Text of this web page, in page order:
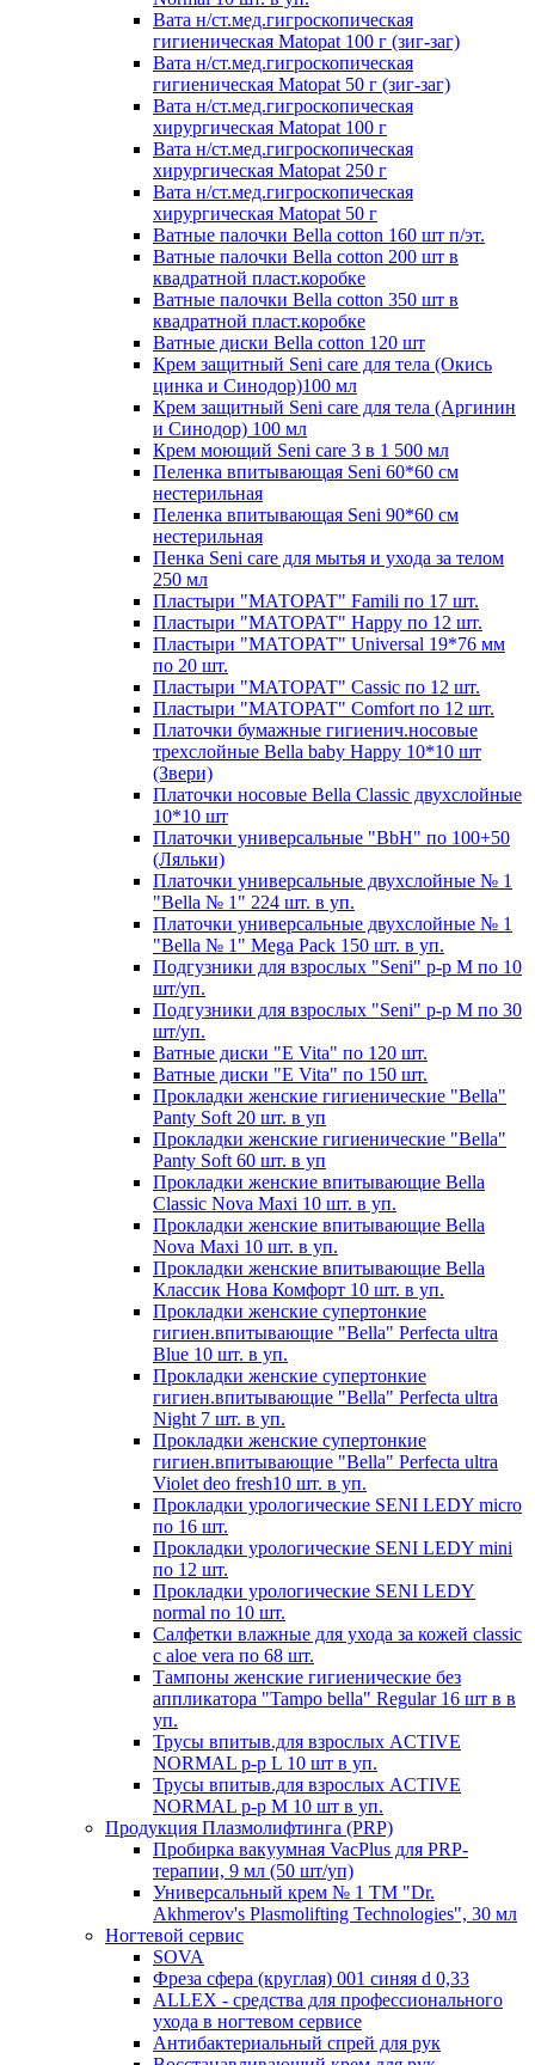
Вата н/ст.мед.гигроскопическая
гигиеническая Matopat 100 г (зиг-заг)
Вата н/ст.мед.гигроскопическая
гигиеническая Matopat 50 г (зиг-заг)
Вата н/ст.мед.гигроскопическая
хирургическая Matopat 100 г
Вата н/ст.мед.гигроскопическая
хирургическая Matopat 250 г
Вата н/ст.мед.гигроскопическая
хирургическая Matopat 50 г
Ватные палочки Bella cotton 160 шт п/эт.
Ватные палочки Bella cotton 200 шт в
квадратной пласт.коробке
Ватные палочки Bella cotton 350 шт в
квадратной пласт.коробке
Ватные диски Bella cotton 120 шт
Крем защитный Seni care для тела (Окись
цинка и Синодор)100 мл
Крем защитный Seni care для тела (Аргинин
и Синодор) 100 мл
Крем моющий Seni care 3 в 1 500 мл
Пеленка впитывающая Seni 60*60 см
нестерильная
Пеленка впитывающая Seni 90*60 см
нестерильная
Пенка Seni care для мытья и ухода за телом
250 мл
Пластыри "МАТОРАТ" Famili по 17 шт.
Пластыри "МАТОРАТ" Happy по 12 шт.
Пластыри "МАТОРАТ" Universal 19*76 мм
по 20 шт.
Пластыри "МАТОРАТ" Сassic по 12 шт.
Пластыри "МАТОРАТ" Сomfort по 12 шт.
Платочки бумажные гигиенич.носовые
трехслойные Bella baby Happy 10*10 шт
(Звери)
Платочки носовые Bella Classic двухслойные
10*10 шт
Платочки универсальные "BbH" по 100+50
(Ляльки)
Платочки универсальные двухслойные № 1
"Bella № 1" 224 шт. в уп.
Платочки универсальные двухслойные № 1
"Bella № 1" Mega Pack 150 шт. в уп.
Подгузники для взрослых "Seni" р-р М по 10
шт/уп.
Подгузники для взрослых "Seni" р-р М по 30
шт/уп.
Ватные диски "E Vita" по 120 шт.
Ватные диски "E Vita" по 150 шт.
Прокладки женские гигиенические "Bella"
Panty Soft 20 шт. в уп
Прокладки женские гигиенические "Bella"
Panty Soft 60 шт. в уп
Прокладки женские впитывающие Bella
Classic Nova Maxi 10 шт. в уп.
Прокладки женские впитывающие Bella
Nova Maxi 10 шт. в уп.
Прокладки женские впитывающие Bella
Классик Нова Комфорт 10 шт. в уп.
Прокладки женские супертонкие
гигиен.впитывающие "Bella" Perfecta ultra
Blue 10 шт. в уп.
Прокладки женские супертонкие
гигиен.впитывающие "Bella" Perfecta ultra
Night 7 шт. в уп.
Прокладки женские супертонкие
гигиен.впитывающие "Bella" Perfecta ultra
Violet deo fresh10 шт. в уп.
Прокладки урологические SENI LEDY micro
по 16 шт.
Прокладки урологические SENI LEDY mini
по 12 шт.
Прокладки урологические SENI LEDY
normal по 10 шт.
Салфетки влажные для ухода за кожей classic
c aloe vera по 68 шт.
Тампоны женские гигиенические без
аппликатора "Tampo bella" Regular 16 шт в в
уп.
Трусы впитыв.для взрослых ACTIVE
NORMAL р-р L 10 шт в уп.
Трусы впитыв.для взрослых ACTIVE
NORMAL р-р М 10 шт в уп.
Продукция Плазмолифтинга (PRP)
Пробирка вакуумная VacPlus для PRP-
терапии, 9 мл (50 шт/уп)
Универсальный крем № 1 ТМ "Dr.
Akhmerov's Plasmolifting Technologies", 30 мл
Ногтевой сервис
SOVA
Фреза сфера (круглая) 001 синяя d 0,33
ALLEX - средства для профессионального
ухода в ногтевом сервисе
Антибактериальный спрей для рук